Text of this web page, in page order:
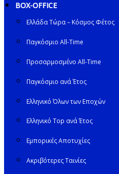
BOX-OFFICE
Ελλάδα Τώρα – Κόσμος Φέτος
Παγκόσμιο All-Time
Προσαρμοσμένο All-Time
Παγκόσμιο ανά Έτος
Ελληνικό Όλων των Εποχών
Ελληνικό Top ανά Έτος
Εμπορικές Αποτυχίες
Ακριβότερες Ταινίες